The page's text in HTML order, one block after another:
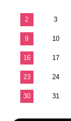
2 3
9 10
16 17
23 24
30 31